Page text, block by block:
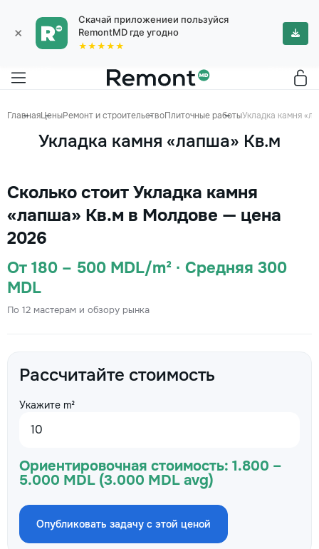
×
Скачай приложениеи пользуйся
RemontMD где угодно
★★★★★
ГлавнаяЦеныРемонт и строительствоПлиточные работыУкладка камня
Укладка камня «лапша» Кв.м
Сколько стоит Укладка камня
«лапша» Кв.м в Молдове — цена
2026
От 180 – 500 MDL/m² · Средняя 300
MDL
По 12 мастерам и обзору рынка
Рассчитайте стоимость
Укажите m²
Ориентировочная стоимость: 1.800 –
5.000 MDL (3.000 MDL avg)
Опубликовать задачу с этой ценой